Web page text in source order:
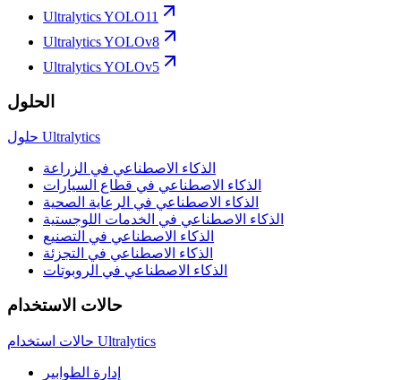
Ultralytics YOLO11
Ultralytics YOLOv8
Ultralytics YOLOv5
الحلول
حلول Ultralytics
الذكاء الاصطناعي في الزراعة
الذكاء الاصطناعي في قطاع السيارات
الذكاء الاصطناعي في الرعاية الصحية
الذكاء الاصطناعي في الخدمات اللوجستية
الذكاء الاصطناعي في التصنيع
الذكاء الاصطناعي في التجزئة
الذكاء الاصطناعي في الروبوتات
حالات الاستخدام
حالات استخدام Ultralytics
إدارة الطوابير